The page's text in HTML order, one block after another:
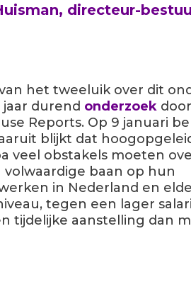
directeur-
het tweeluik over dit
durend onderzoek
Reports. Op 9 januari
blijkt dat h
veel obstakels moeten
baan op hun
in Nederland en
tegen een lager
tijdelijke aanstelling dan